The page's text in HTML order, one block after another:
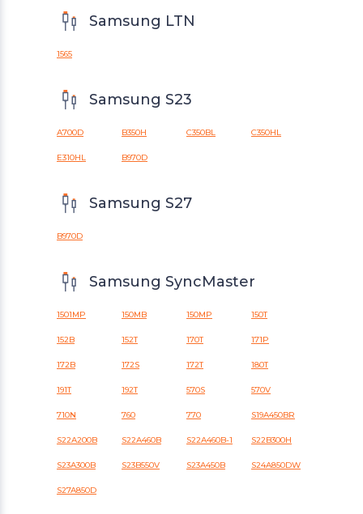
Samsung LTN
1565
Samsung S23
A700D B350H C350BL C350HL
E310HL B970D
Samsung S27
B970D
Samsung SyncMaster
1501MP 150MB 150MP 150T
152B 152T 170T 171P
172B 172S 172T 180T
191T 192T 570S 570V
710N 760 770 S19A450BR
S22A200B S22A460B S22A460B-1 S22B300H
S23A300B S23B550V S23A450B S24A850DW
S27A850D